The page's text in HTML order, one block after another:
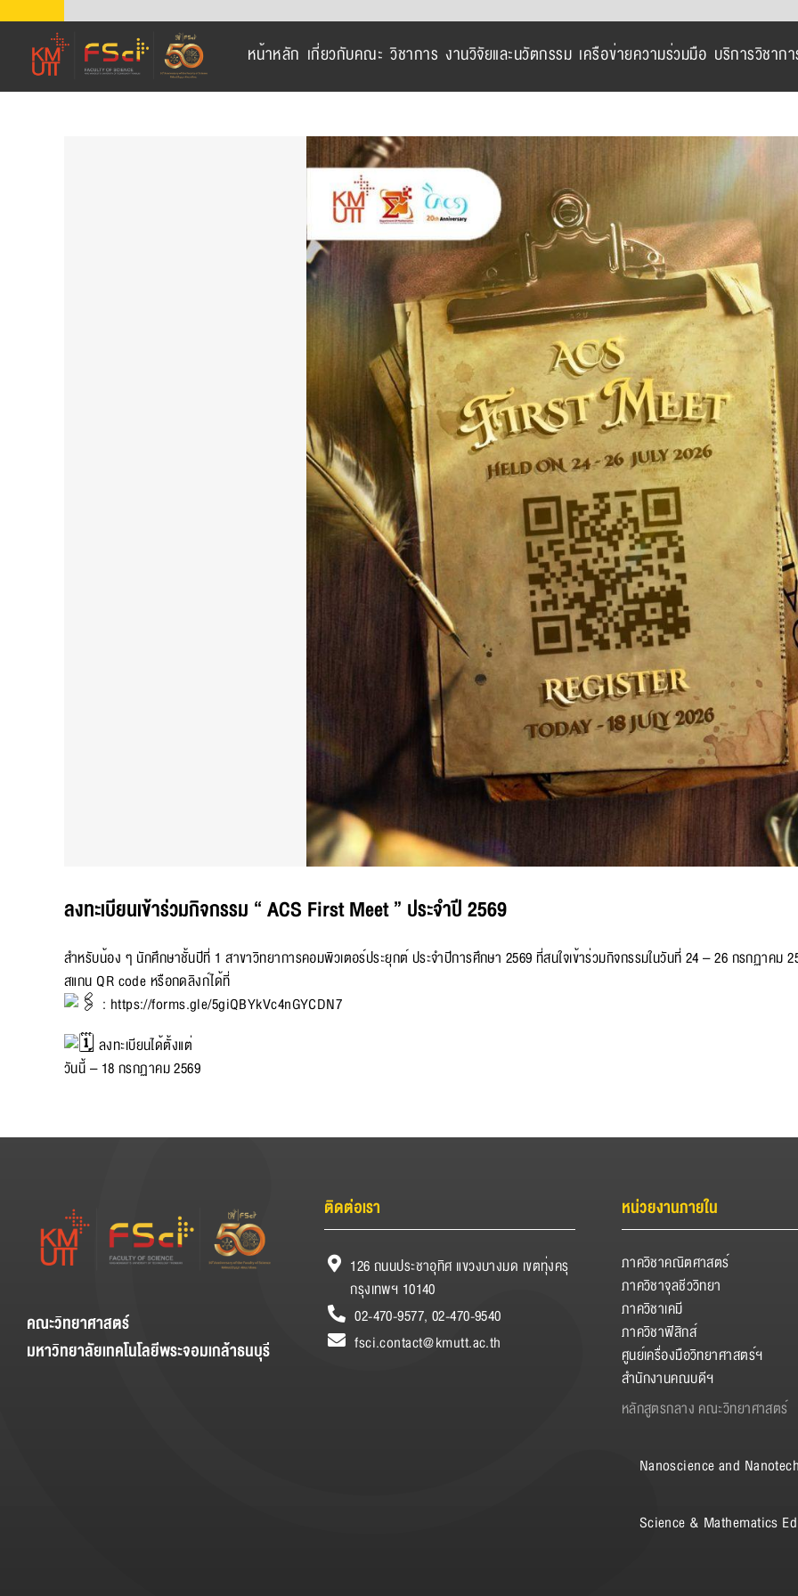
content
หน้าหลัก เกี่ยวกับคณะ วิชาการ งานวิจัยและนวัตกรรม เครือข่ายความร่วมมือ บริการวิชาก
View
Larger
ลงทะเบียนเข้าร่วมกิจกรรม “ ACS First Meet ” ประจำปี 2569
สำหรับน้อง ๆ นักศึกษาชั้นปีที่ 1 สาขาวิทยาการคอมพิวเตอร์ประยุกต์ ประจำปีการศึกษา 2569 ที่สนใจเข้าร่วมกิจกรรมในวันที่ 24 – 26 กรกฏาคม
สแกน QR code หรือกดลิงก์ได้ที่
: https://forms.gle/5giQBYkVc4nGYCDN7
ลงทะเบียนได้ตั้งแต่
วันนี้ – 18 กรกฏาคม 2569
คณะวิทยาศาสตร์
มหาวิทยาลัยเทคโนโลยีพระจอมเกล้าธนบุรี
ติดต่อเรา
126 ถนนประชาอุทิศ แขวงบางมด เขตทุ่งครุ
กรุงเทพฯ 10140
02-470-9577, 02-470-9540
fsci.contact@kmutt.ac.th
หน่วยงานภายใน
ภาควิชาคณิตศาสตร์
ภาควิชาจุลชีววิทยา
ภาควิชาเคมี
ภาควิชาฟิสิกส์
ศูนย์เครื่องมือวิทยาศาสตร์ฯ
สำนักงานคณบดีฯ
หลักสูตรกลาง คณะวิทยาศาสตร์
Nanoscience and
Science & Mathematics